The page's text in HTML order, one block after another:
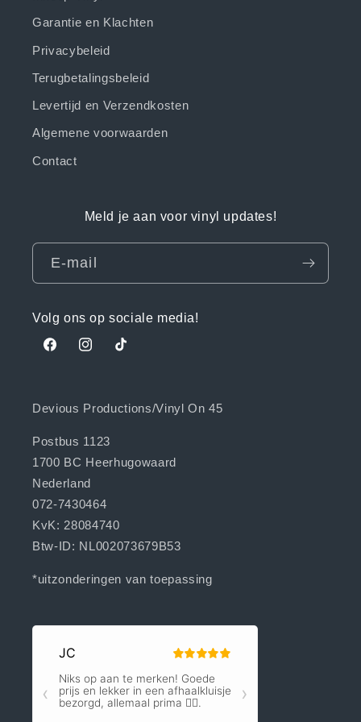
Garantie en Klachten
Privacybeleid
Terugbetalingsbeleid
Levertijd en Verzendkosten
Algemene voorwaarden
Contact
Meld je aan voor vinyl updates!
E‑mail
Volg ons op sociale media!
FacebookInstagramTikTok
Devious Productions/Vinyl On 45
Postbus 1123
1700 BC Heerhugowaard
Nederland
072-7430464
KvK: 28084740
Btw-ID: NL002073679B53
*uitzonderingen van toepassing